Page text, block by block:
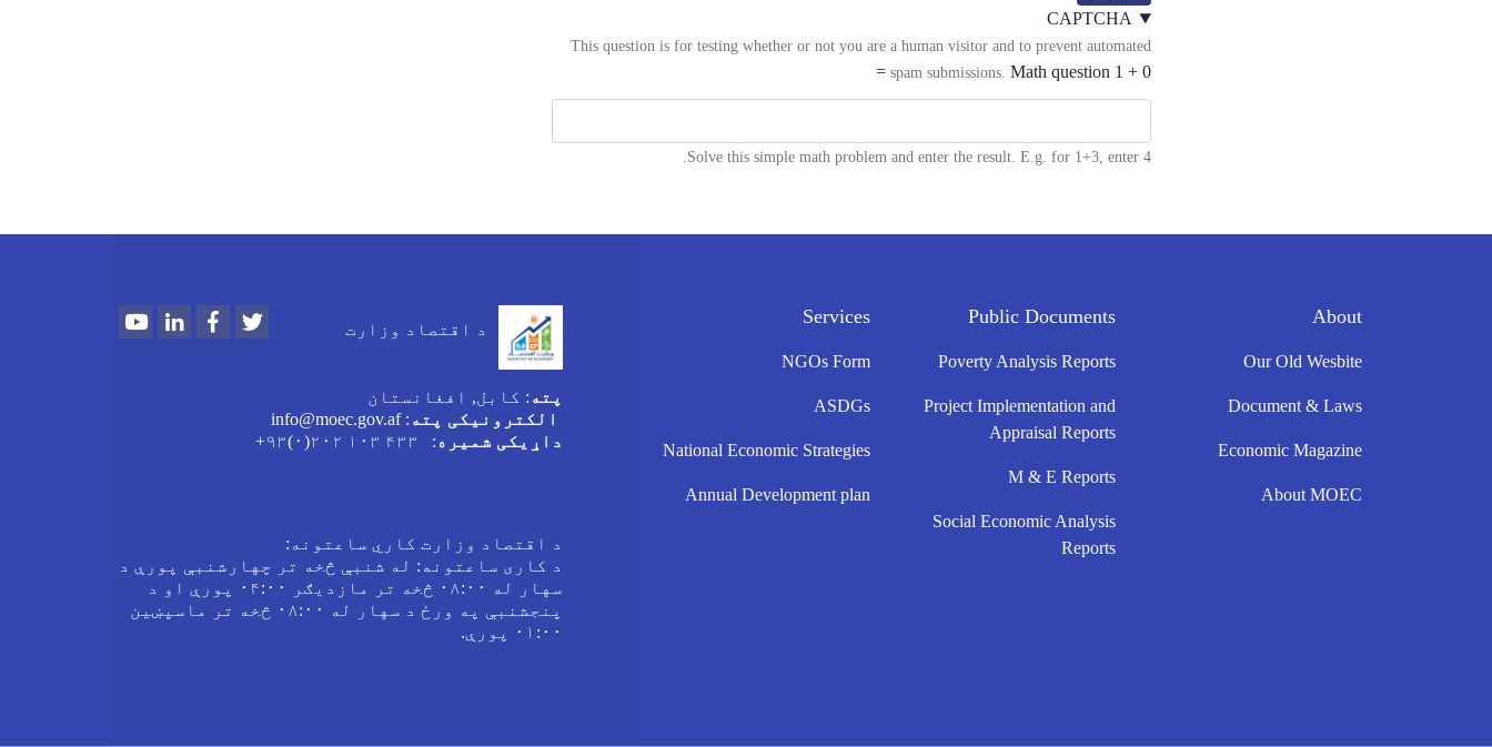
CAPTCHA
This question is for testing whether or not you are a human visitor and to prevent automated
spam submissions. Math question 1 + 0 =
Solve this simple math problem and enter the result. E.g. for 1+3, enter 4.
About
Our Old Wesbite
Document & Laws
Economic Magazine
About MOEC
Public Documents
Poverty Analysis Reports
Project Implementation and
Appraisal Reports
M & E Reports
Social Economic Analysis
Reports
Services
NGOs Form
ASDGs
National Economic Strategies
Annual Development plan
د اقتصاد وزارت
YoutubeLinkedInFacebook
پته : کابل, افغانستان
الکترونیکی پته : info@moec.gov.af
داړیکی شمیره : ۴۳۳ ۱۰۳ ۲۰۲(۰)۹۳+
د اقتصاد وزارت کاري ساعتونه:
د کاری ساعتونه: له شنبې څخه تر چهارشنبې پورې د
سهار له ۰۸:۰۰ څخه تر مازدیګر ۰۴:۰۰ پورې او د
پنجشنبې په ورځ د سهار له ۰۸:۰۰ څخه تر ماسپښین
۰۱:۰۰ پورې.